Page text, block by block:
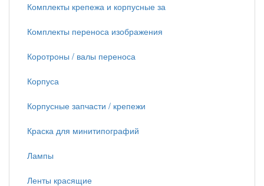
Комплекты крепежа и корпусные за
Комплекты переноса изображения
Коротроны / валы переноса
Корпуса
Корпусные запчасти / крепежи
Краска для минитипографий
Лампы
Ленты красящие